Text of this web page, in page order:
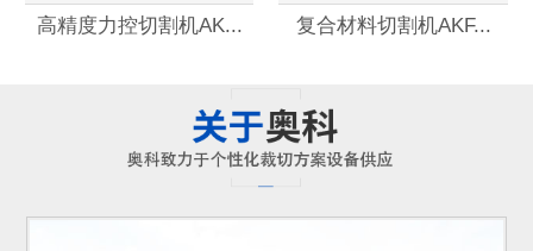
高精度力控切割机AK... 复合材料切割机AKF...